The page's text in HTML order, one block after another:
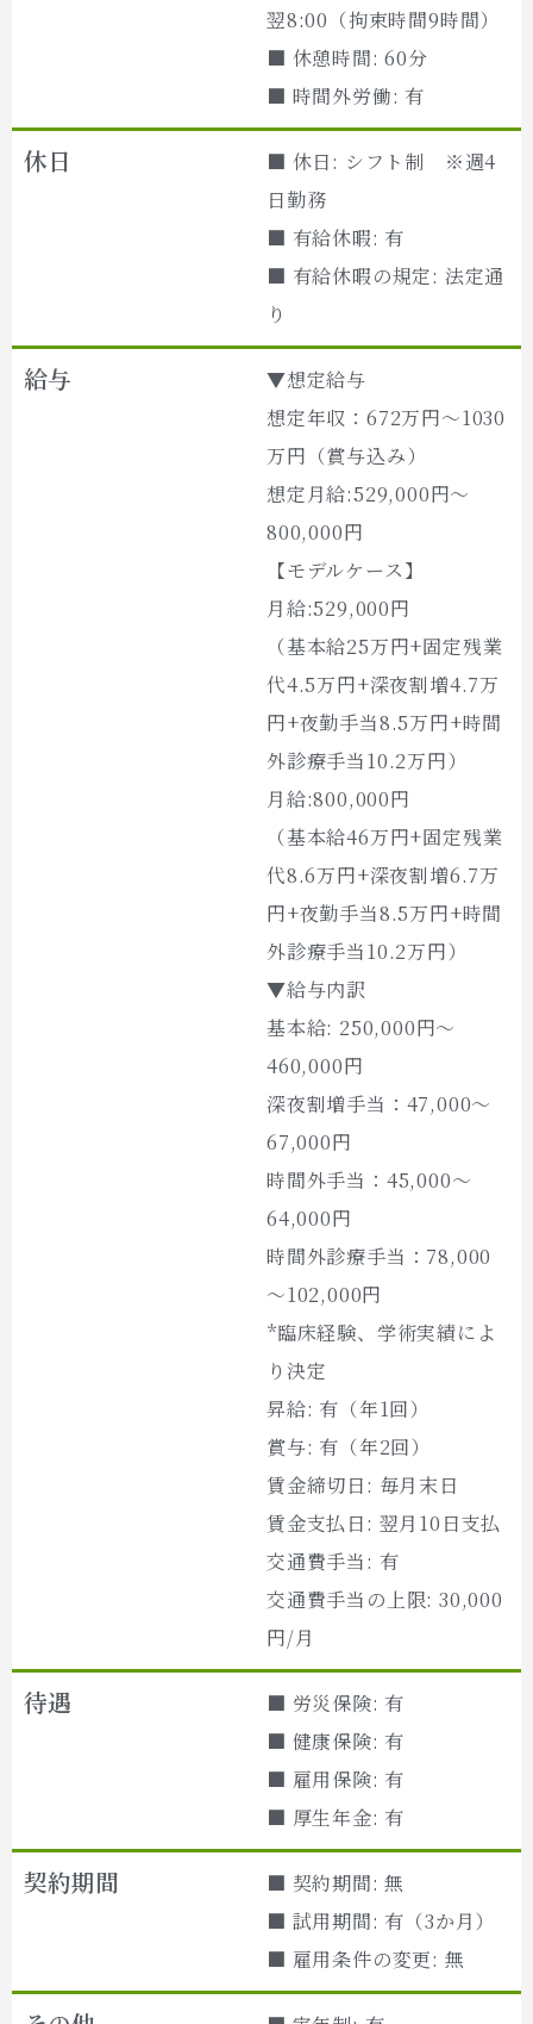
翌8:00（拘束時間9時間）
■ 休憩時間: 60分
■ 時間外労働: 有
休日
■ 休日: シフト制 ※週4
日勤務
■ 有給休暇: 有
■ 有給休暇の規定: 法定通
り
給与
▼想定給与
想定年収：672万円～1030
万円（賞与込み）
想定月給:529,000円～
800,000円
【モデルケース】
月給:529,000円
（基本給25万円+固定残業
代4.5万円+深夜割増4.7万
円+夜勤手当8.5万円+時間
外診療手当10.2万円）
月給:800,000円
（基本給46万円+固定残業
代8.6万円+深夜割増6.7万
円+夜勤手当8.5万円+時間
外診療手当10.2万円）
▼給与内訳
基本給: 250,000円～
460,000円
深夜割増手当：47,000～
67,000円
時間外手当：45,000～
64,000円
時間外診療手当：78,000
～102,000円
*臨床経験、学術実績によ
り決定
昇給: 有（年1回）
賞与: 有（年2回）
賃金締切日: 毎月末日
賃金支払日: 翌月10日支払
交通費手当: 有
交通費手当の上限: 30,000
円/月
待遇
■ 労災保険: 有
■ 健康保険: 有
■ 雇用保険: 有
■ 厚生年金: 有
契約期間
■ 契約期間: 無
■ 試用期間: 有（3か月）
■ 雇用条件の変更: 無